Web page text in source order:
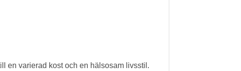
en varierad kost och en hälsosam livsstil.